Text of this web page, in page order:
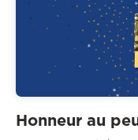
Honneur au